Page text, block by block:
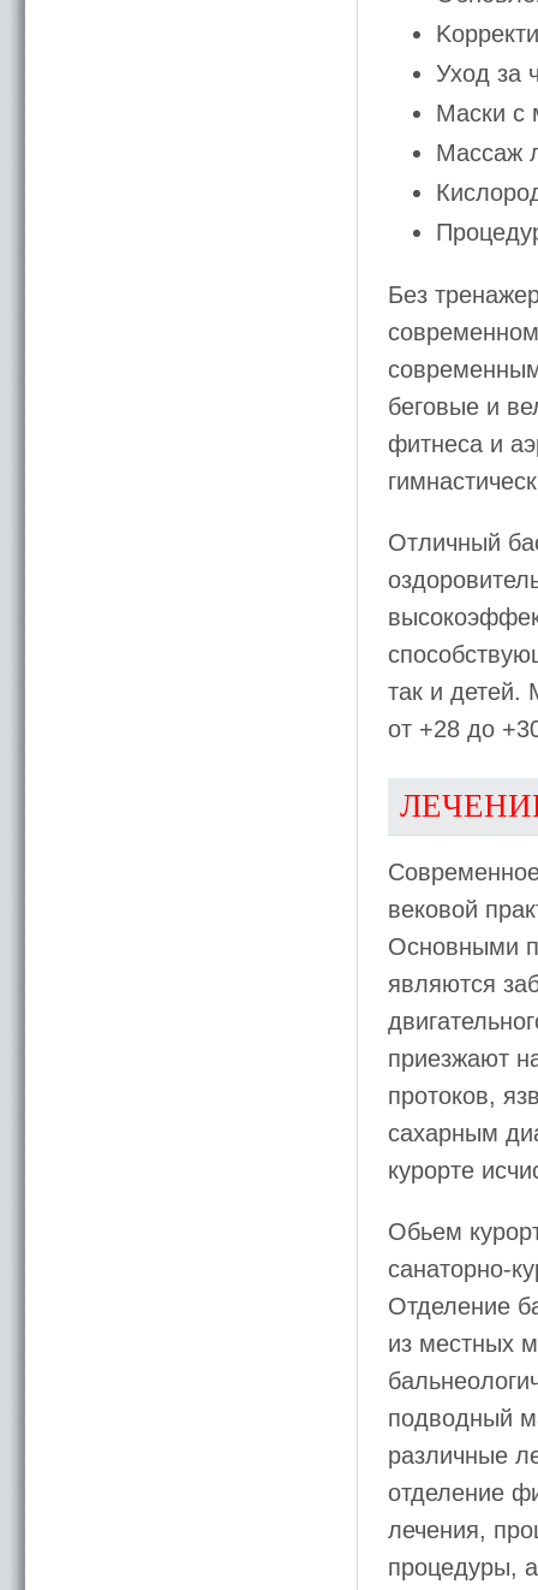
Уход за
Маски с
Массаж
Без
беговые и
фитнеса и
Отличный
так и детей.
от +28 до
вековой
Основными
являются
приезжают
протоков,
сахарным
курорте
Обьем
санаторно-
Отделение
из местных
подводный
различные
отделение
лечения,
процедуры,